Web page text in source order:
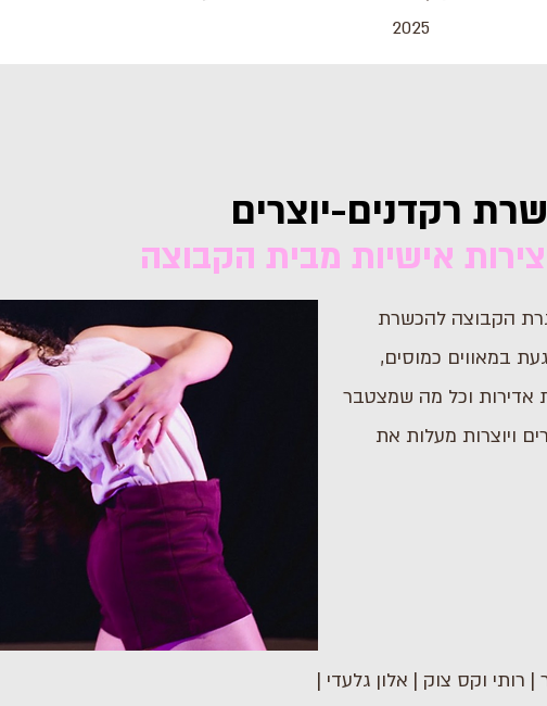
2025
רקדנים-יוצרים
אישיות מבית הקבוצה
הקבוצה להכשרת
במאווים כמוסים,
אדירות וכל מה שמצטבר
ויוצרות מעלות את
רותי וקס צוק | אלון גלעדי |